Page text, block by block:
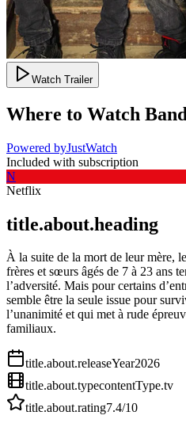
Watch Trailer
Where to Watch
Powered byJustWatch
Included with subscription
N
Netflix
title.about.heading
À la suite de la mort de leur mère,
frères et sœurs âgés de 7 à 23 ans
l’adversité. Mais pour certains
semble être la seule issue pour
l’unanimité et qui met à rude
familiaux.
title.about.releaseYear2026
title.about.typecontentType.tv
title.about.rating7.4/10